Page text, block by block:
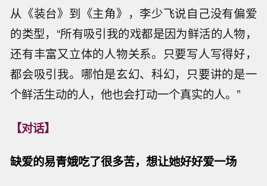
从《装台》到《主角》，李少飞说自己没有偏爱
的类型，“所有吸引我的戏都是因为鲜活的人物，
还有丰富又立体的人物关系。只要写人写得好，
都会吸引我。哪怕是玄幻、科幻，只要讲的是一
个鲜活生动的人，他也会打动一个真实的人。”
【对话】
缺爱的易青娥吃了很多苦，想让她好好爱一场